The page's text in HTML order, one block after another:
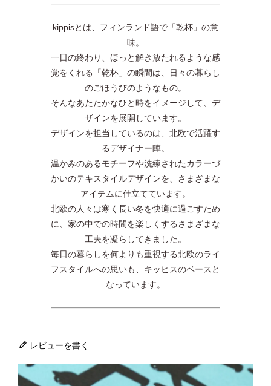
kippisとは、フィンランド語で「乾杯」の意
味。
一日の終わり、ほっと解き放たれるような感
覚をくれる「乾杯」の瞬間は、日々の暮らし
のごほうびのようなもの。
そんなあたたかなひと時をイメージして、デ
ザインを展開しています。
デザインを担当しているのは、北欧で活躍す
るデザイナー陣。
温かみのあるモチーフや洗練されたカラーづ
かいのテキスタイルデザインを、さまざまな
アイテムに仕立てています。
北欧の人々は寒く長い冬を快適に過ごすため
に、家の中での時間を楽しくするさまざまな
工夫を凝らしてきました。
毎日の暮らしを何よりも重視する北欧のライ
フスタイルへの思いも、キッピスのベースと
なっています。
レビューを書く